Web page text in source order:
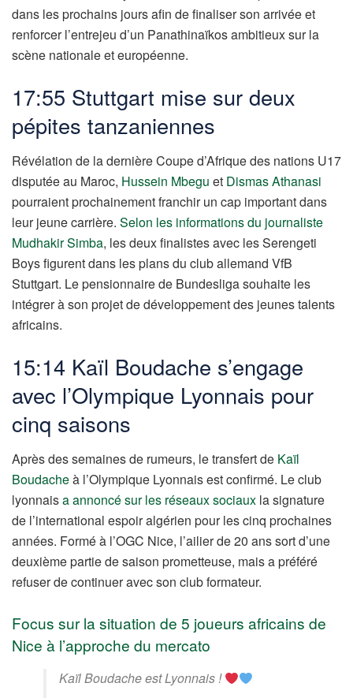
dans les prochains jours afin de finaliser son arrivée et
renforcer l’entrejeu d’un Panathinaïkos ambitieux sur la
scène nationale et européenne.
17:55 Stuttgart mise sur deux
pépites tanzaniennes
Révélation de la dernière Coupe d’Afrique des nations U17
disputée au Maroc, Hussein Mbegu et Dismas Athanasi
pourraient prochainement franchir un cap important dans
leur jeune carrière. Selon les informations du journaliste
Mudhakir Simba, les deux finalistes avec les Serengeti
Boys figurent dans les plans du club allemand VfB
Stuttgart. Le pensionnaire de Bundesliga souhaite les
intégrer à son projet de développement des jeunes talents
africains.
15:14 Kaïl Boudache s’engage
avec l’Olympique Lyonnais pour
cinq saisons
Après des semaines de rumeurs, le transfert de Kaïl
Boudacheà l’Olympique Lyonnais est confirmé. Le club
lyonnaisa annoncé sur les réseaux sociaux la signature
de l’international espoir algérien pour les cinq prochaines
années. Formé à l’OGC Nice, l’ailier de 20 ans sort d’une
deuxième partie de saison prometteuse, mais a préféré
refuser de continuer avec son club formateur.
Focus sur la situation de 5 joueurs africains de
Nice à l’approche du mercato
Kaïl Boudache est Lyonnais !